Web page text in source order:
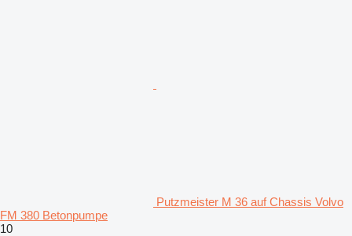
Putzmeister M 36 auf Chassis Volvo
FM 380 Betonpumpe
10